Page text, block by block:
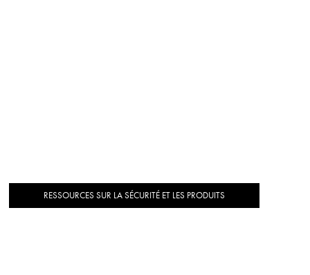
RESSOURCES SUR LA SÉCURITÉ ET LES PRODUITS